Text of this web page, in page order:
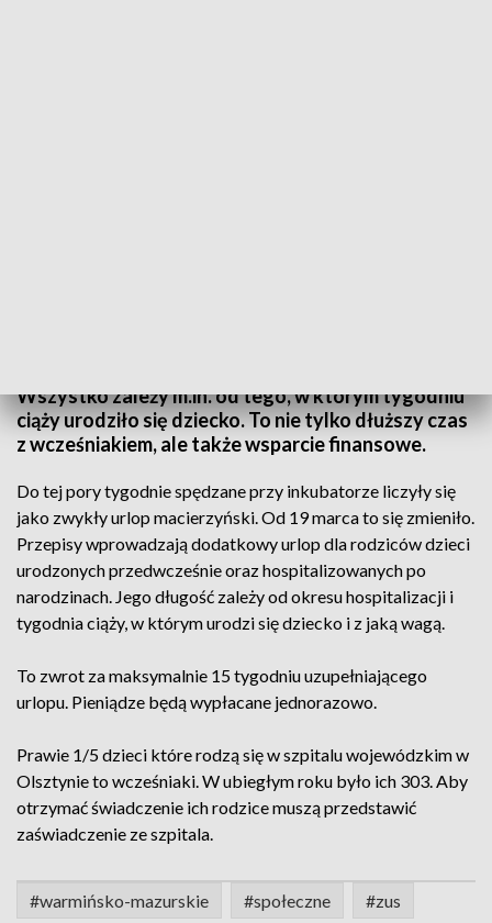
Wszystko zależy m.in. od tego, w którym tygodniu
ciąży urodziło się dziecko. To nie tylko dłuższy czas
z wcześniakiem, ale także wsparcie finansowe.
Do tej pory tygodnie spędzane przy inkubatorze liczyły się
jako zwykły urlop macierzyński. Od 19 marca to się zmieniło.
Przepisy wprowadzają dodatkowy urlop dla rodziców dzieci
urodzonych przedwcześnie oraz hospitalizowanych po
narodzinach. Jego długość zależy od okresu hospitalizacji i
tygodnia ciąży, w którym urodzi się dziecko i z jaką wagą.
To zwrot za maksymalnie 15 tygodniu uzupełniającego
urlopu. Pieniądze będą wypłacane jednorazowo.
Prawie 1/5 dzieci które rodzą się w szpitalu wojewódzkim w
Olsztynie to wcześniaki. W ubiegłym roku było ich 303. Aby
otrzymać świadczenie ich rodzice muszą przedstawić
zaświadczenie ze szpitala.
#warmińsko-mazurskie #społeczne #zus